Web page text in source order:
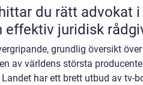
du rätt advokat
effektiv juridisk
grundlig översikt
av världens största
har ett brett utbud av tv-